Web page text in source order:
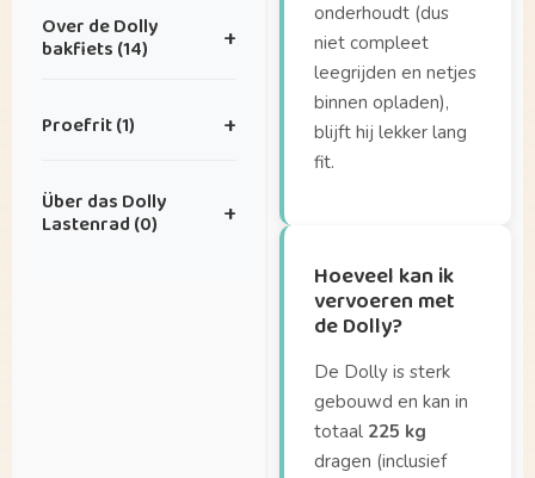
foto’s die ik met jullie
inplannen?
nodig?
garantie?
Wat is de levertijd?
Over de Dolly
bakfiets (14) +
eigenlijk?
op één volle accu?
Hoeveel kan ik
Proefrit (1) +
testen?
Über das Dolly
Lastenrad (0) +
onderhoudt (dus
niet compleet
leegrijden en netjes
binnen opladen),
blijft hij lekker lang
fit.
Hoeveel kan ik
vervoeren met
de Dolly?
De Dolly is sterk
gebouwd en kan in
totaal 225 kg
dragen (inclusief